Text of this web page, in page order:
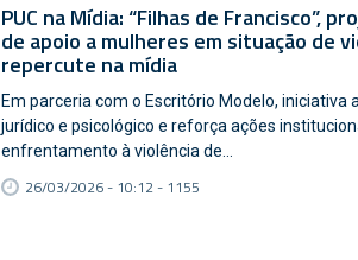
PUC na Mídia: “Filhas de Francisco”,
de apoio a mulheres em situação de
repercute na mídia
Em parceria com o Escritório Modelo, iniciativa
jurídico e psicológico e reforça ações
enfrentamento à violência de...
26/03/2026 - 10:12 - 1155
V